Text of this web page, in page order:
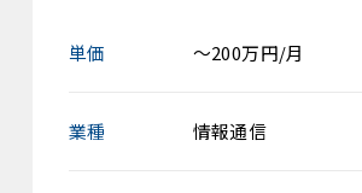
単価 ～200万円/月
業種 情報通信